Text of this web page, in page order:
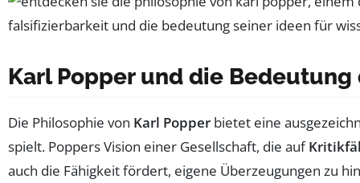
Karl Popper und die
Die Philosophie von Karl Popper bietet eine
spielt. Poppers Vision einer Gesellschaft, die auf
auch die Fähigkeit fördert, eigene Überzeugungen zu